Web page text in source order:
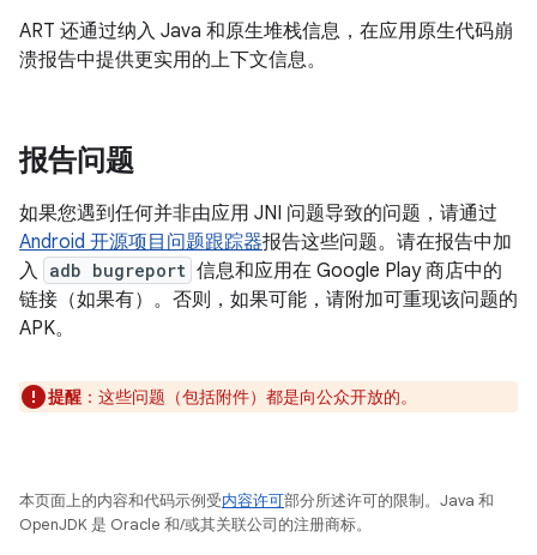
ART 还通过纳入 Java 和原生堆栈信息，在应用原生代码崩
溃报告中提供更实用的上下文信息。
报告问题
如果您遇到任何并非由应用 JNI 问题导致的问题，请通过
Android 开源项目问题跟踪器报告这些问题。请在报告中加
入 adb bugreport 信息和应用在 Google Play 商店中的
链接（如果有）。否则，如果可能，请附加可重现该问题的
APK。
提醒 ：这些问题（包括附件）都是向公众开放的。
本页面上的内容和代码示例受内容许可部分所述许可的限制。Java 和
OpenJDK 是 Oracle 和/或其关联公司的注册商标。